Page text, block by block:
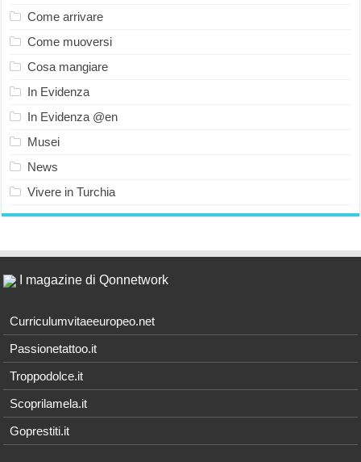
Come arrivare
Come muoversi
Cosa mangiare
In Evidenza
In Evidenza @en
Musei
News
Vivere in Turchia
I magazine di Qonnetwork
Curriculumvitaeeuropeo.net
Passionetattoo.it
Troppodolce.it
Scoprilamela.it
Goprestiti.it